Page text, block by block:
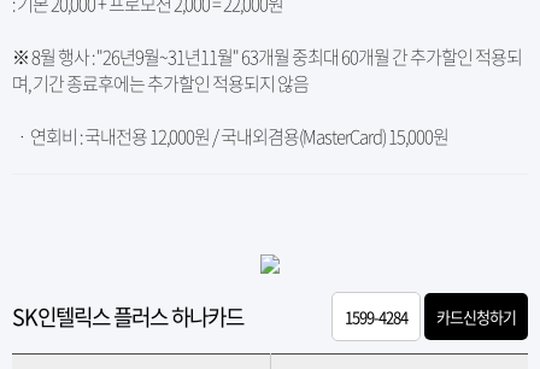
※ 8월 행사 : "26년9월~31년11월" 63개월 중최대 60개월 간 추가할인 적용되
며, 기간 종료후에는 추가할인 적용되지 않음
ㆍ 연회비 : 국내전용 12,000원 / 국내외겸용(MasterCard) 15,000원
SK인텔릭스 플러스 하나카드 1599-4284 카드신청하기